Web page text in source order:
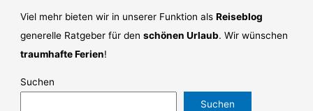
Viel mehr bieten wir in unserer Funktion alsReiseblog
generelle Ratgeber für denschönen Urlaub. Wir wünschen
traumhafte Ferien!
Suchen
Suchen